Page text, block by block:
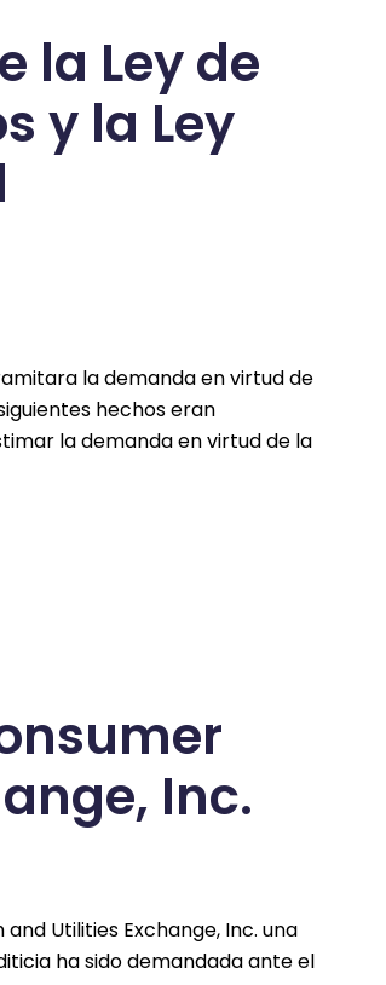
la Ley de
y la Ley
la demanda en virtud de
hechos eran
la demanda en virtud de la
Inc.
Utilities Exchange, Inc. una
ha sido demandada ante el